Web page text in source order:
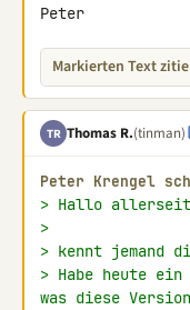
Peter
Markierten Text
TR Thomas R.(tinman)
Peter Krengel
> Hallo
>
> kennt jemand
> Habe heute ein
was diese